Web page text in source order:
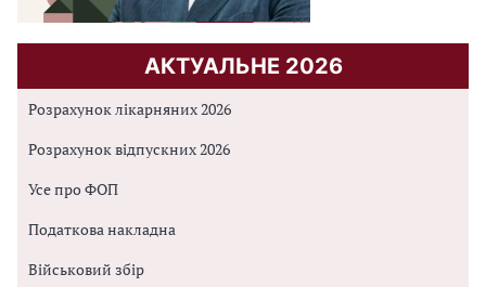
АКТУАЛЬНЕ 2026
Розрахунок лікарняних 2026
Розрахунок відпускних 2026
Усе про ФОП
Податкова накладна
Військовий збір